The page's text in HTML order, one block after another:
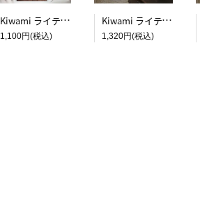
Kiwami ライティングマット下敷 システム手帳バイブルサイズ【月影】
1,100円(税込)
Kiwami ライティングマット下敷 A4+【ブラウン&キャメル】
1,320円(税込)